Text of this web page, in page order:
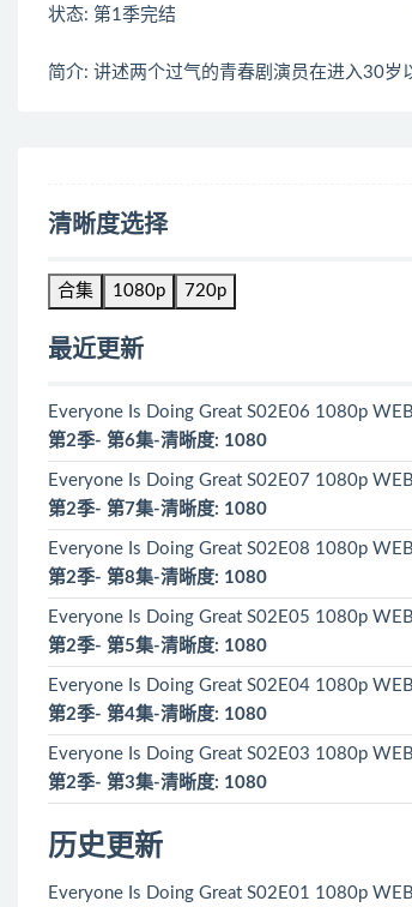
状态: 第1季完结
简介: 讲述两个过气的青春剧演员在进入30岁
清晰度选择
合集 1080p 720p
最近更新
Everyone Is Doing Great S02E06 1080p
第2季- 第6集-清晰度: 1080
Everyone Is Doing Great S02E07 1080p
第2季- 第7集-清晰度: 1080
Everyone Is Doing Great S02E08 1080p
第2季- 第8集-清晰度: 1080
Everyone Is Doing Great S02E05 1080p
第2季- 第5集-清晰度: 1080
Everyone Is Doing Great S02E04 1080p
第2季- 第4集-清晰度: 1080
Everyone Is Doing Great S02E03 1080p
第2季- 第3集-清晰度: 1080
历史更新
Everyone Is Doing Great S02E01 1080p